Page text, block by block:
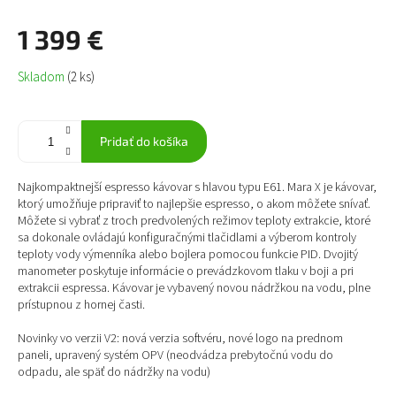
1 399 €
Jednotková
cena:
Skladom (2 ks)
Pridať do košíka
Najkompaktnejší espresso kávovar s hlavou typu E61. Mara X je kávovar,
ktorý umožňuje pripraviť to najlepšie espresso, o akom môžete snívať.
Môžete si vybrať z troch predvolených režimov teploty extrakcie, ktoré
sa dokonale ovládajú konfiguračnými tlačidlami a výberom kontroly
teploty vody výmenníka alebo bojlera pomocou funkcie PID. Dvojitý
manometer poskytuje informácie o prevádzkovom tlaku v boji a pri
extrakcii espressa. Kávovar je vybavený novou nádržkou na vodu, plne
prístupnou z hornej časti.
Novinky vo verzii V2: nová verzia softvéru, nové logo na prednom
paneli, upravený systém OPV (neodvádza prebytočnú vodu do
odpadu, ale späť do nádržky na vodu)